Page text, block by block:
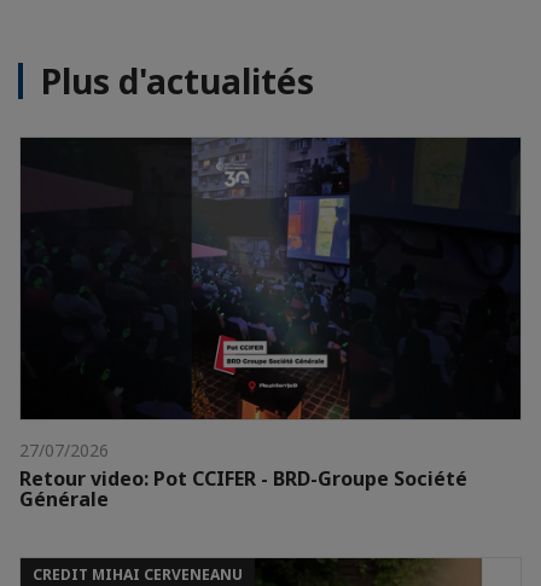
Plus d'actualités
27/07/2026
Retour video: Pot CCIFER - BRD-Groupe Société
Générale
CREDIT MIHAI CERVENEANU